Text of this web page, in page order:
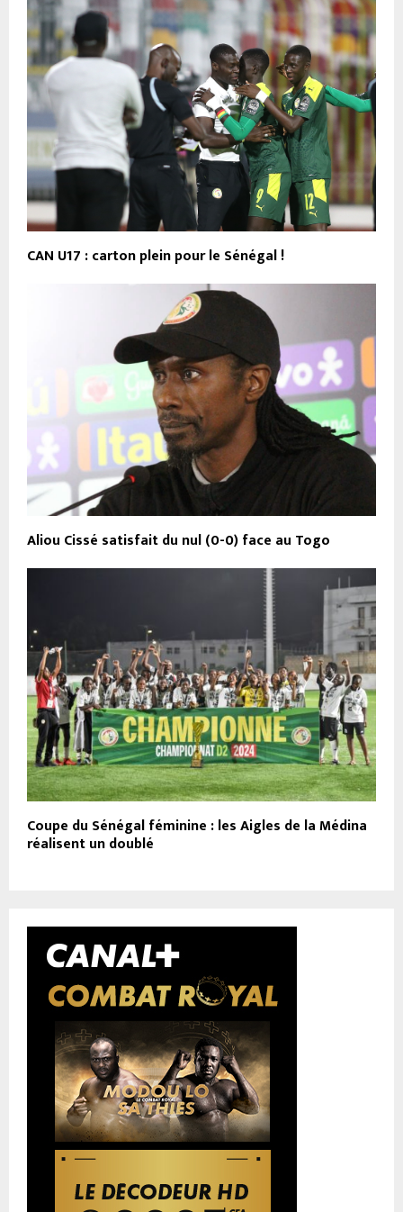
CAN U17 : carton plein pour le Sénégal !
Aliou Cissé satisfait du nul (0-0) face au Togo
Coupe du Sénégal féminine : les Aigles de la Médina
réalisent un doublé